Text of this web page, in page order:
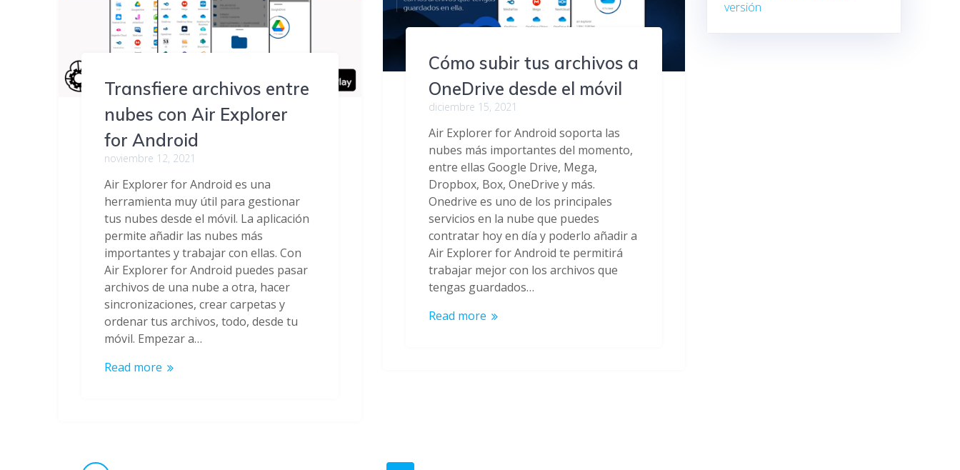
Cómo subir tus archivos a
OneDrive desde el móvil
diciembre 15, 2021
Air Explorer for Android soporta las
nubes más importantes del momento,
entre ellas Google Drive, Mega,
Dropbox, Box, OneDrive y más.
Onedrive es uno de los principales
servicios en la nube que puedes
contratar hoy en día y poderlo añadir a
Air Explorer for Android te permitirá
trabajar mejor con los archivos que
tengas guardados…
Read more
Transfiere archivos entre
nubes con Air Explorer
for Android
noviembre 12, 2021
Air Explorer for Android es una
herramienta muy útil para gestionar
tus nubes desde el móvil. La aplicación
permite añadir las nubes más
importantes y trabajar con ellas. Con
Air Explorer for Android puedes pasar
archivos de una nube a otra, hacer
sincronizaciones, crear carpetas y
ordenar tus archivos, todo, desde tu
móvil. Empezar a…
Read more
versión